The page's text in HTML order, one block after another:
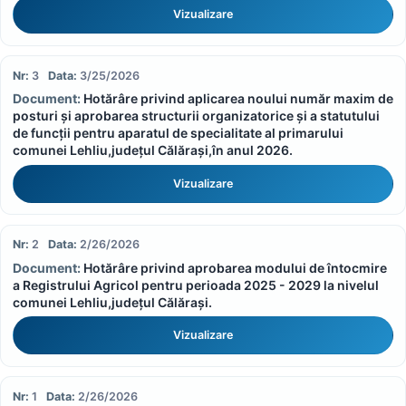
Vizualizare
3 3/25/2026
Hotărâre privind aplicarea noului număr maxim de
posturi și aprobarea structurii organizatorice și a statutului
de funcții pentru aparatul de specialitate al primarului
comunei Lehliu,județul Călărași,în anul 2026.
Vizualizare
2 2/26/2026
Hotărâre privind aprobarea modului de întocmire
a Registrului Agricol pentru perioada 2025 - 2029 la nivelul
comunei Lehliu,județul Călărași.
Vizualizare
1 2/26/2026